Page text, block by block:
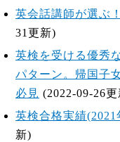
英会話講師が選ぶ
31更新)
英検を受ける優秀
パターン。帰国子
必見 (2022-09-26更
英検合格実績(2021
新)